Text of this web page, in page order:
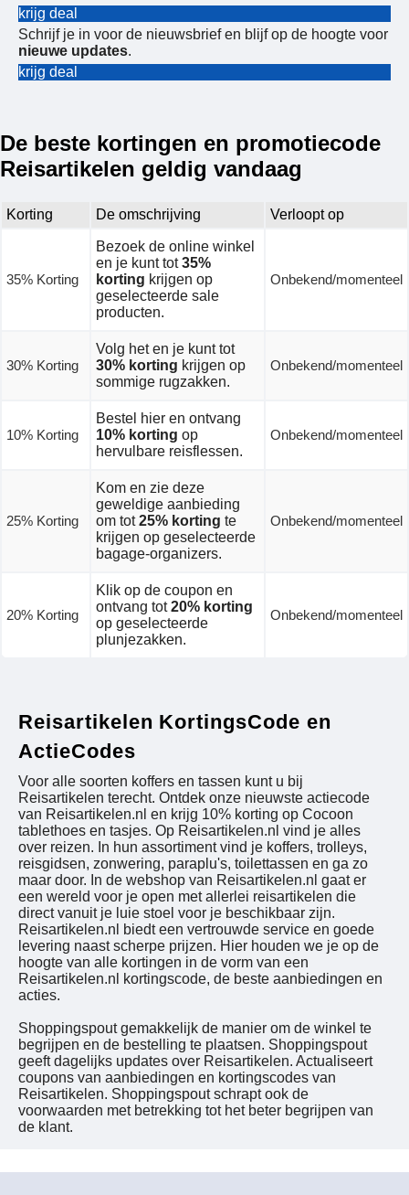
krijg deal
Schrijf je in voor de nieuwsbrief en blijf op de hoogte voor
nieuwe updates.
krijg deal
De beste kortingen en promotiecode
Reisartikelen geldig vandaag
Korting De omschrijving Verloopt op
35% Korting
Bezoek de online winkel
en je kunt tot35%
korting krijgen op
geselecteerde sale
producten.
Onbekend/momenteel
30% Korting
Volg het en je kunt tot
30% korting krijgen op
sommige rugzakken.
Onbekend/momenteel
10% Korting
Bestel hier en ontvang
10% korting op
hervulbare reisflessen.
Onbekend/momenteel
25% Korting
Kom en zie deze
geweldige aanbieding
om tot25% korting te
krijgen op geselecteerde
bagage-organizers.
Onbekend/momenteel
20% Korting
Klik op de coupon en
ontvang tot20% korting
op geselecteerde
plunjezakken.
Onbekend/momenteel
Reisartikelen KortingsCode en
ActieCodes
Voor alle soorten koffers en tassen kunt u bij
Reisartikelen terecht. Ontdek onze nieuwste actiecode
van Reisartikelen.nl en krijg 10% korting op Cocoon
tablethoes en tasjes. Op Reisartikelen.nl vind je alles
over reizen. In hun assortiment vind je koffers, trolleys,
reisgidsen, zonwering, paraplu's, toilettassen en ga zo
maar door. In de webshop van Reisartikelen.nl gaat er
een wereld voor je open met allerlei reisartikelen die
direct vanuit je luie stoel voor je beschikbaar zijn.
Reisartikelen.nl biedt een vertrouwde service en goede
levering naast scherpe prijzen. Hier houden we je op de
hoogte van alle kortingen in de vorm van een
Reisartikelen.nl kortingscode, de beste aanbiedingen en
acties.
Shoppingspout gemakkelijk de manier om de winkel te
begrijpen en de bestelling te plaatsen. Shoppingspout
geeft dagelijks updates over Reisartikelen. Actualiseert
coupons van aanbiedingen en kortingscodes van
Reisartikelen. Shoppingspout schrapt ook de
voorwaarden met betrekking tot het beter begrijpen van
de klant.